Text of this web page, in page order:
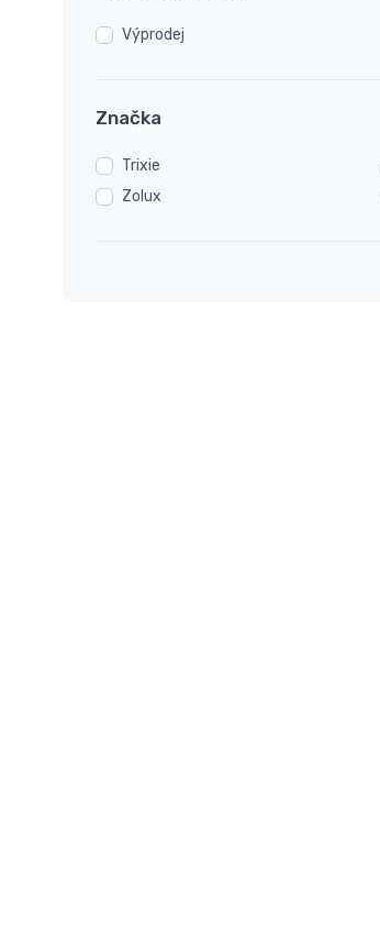
Výprodej
Značka
Trixie
Zolux